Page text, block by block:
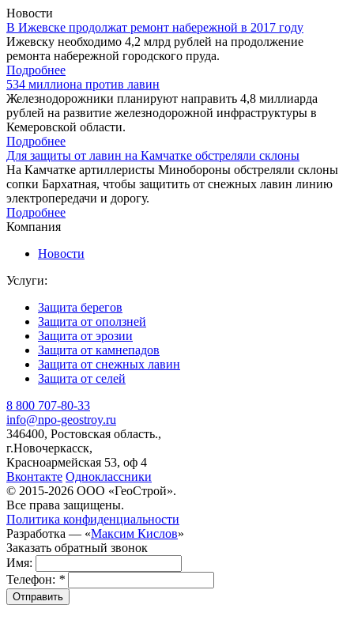
Новости
В Ижевске продолжат ремонт набережной в 2017 году
Ижевску необходимо 4,2 млрд рублей на продолжение
ремонта набережной городского пруда.
Подробнее
534 миллиона против лавин
Железнодорожники планируют направить 4,8 миллиарда
рублей на развитие железнодорожной инфраструктуры в
Кемеровской области.
Подробнее
Для защиты от лавин на Камчатке обстреляли склоны
На Камчатке артиллеристы Минобороны обстреляли склоны
сопки Бархатная, чтобы защитить от снежных лавин линию
электропередачи и дорогу.
Подробнее
Компания
Новости
Услуги:
Защита берегов
Защита от оползней
Защита от эрозии
Защита от камнепадов
Защита от снежных лавин
Защита от селей
8 800 707-80-33
info@npo-geostroy.ru
346400, Ростовская область.,
г.Новочеркасск,
Красноармейская 53, оф 4
Вконтакте Одноклассники
© 2015-2026 ООО «ГеоСтрой».
Все права защищены.
Политика конфиденциальности
Разработка — «Максим Кислов»
Заказать обратный звонок
Имя:
Телефон: *
Отправить